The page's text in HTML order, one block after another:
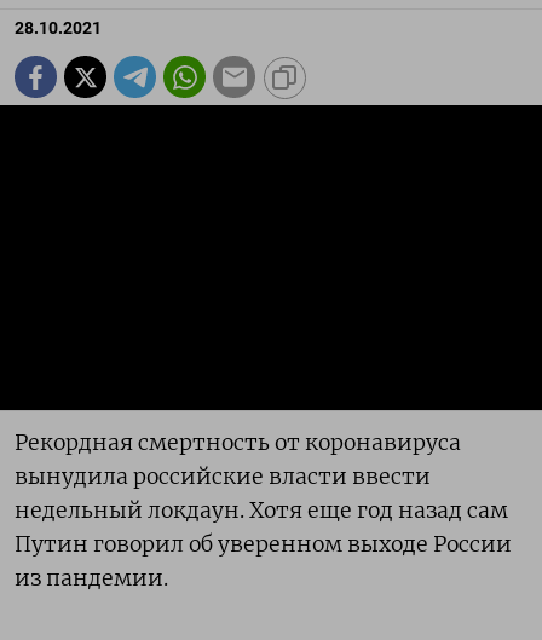
28.10.2021
Рекордная смертность от коронавируса
вынудила российские власти ввести
недельный локдаун. Хотя еще год назад сам
Путин говорил об уверенном выходе России
из пандемии.